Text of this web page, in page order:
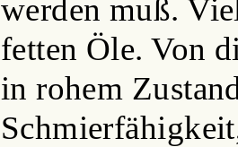
werden muß.
fetten Öle. Von
in rohem